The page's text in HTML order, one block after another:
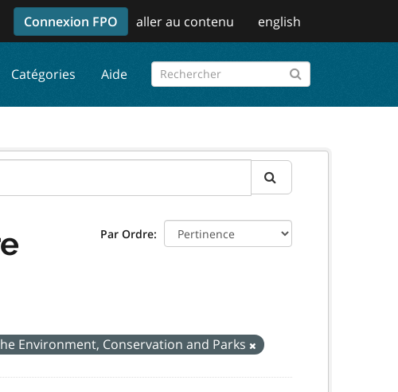
Connexion FPO aller au contenu english
Catégories Aide
Par Ordre
Environment, Conservation and Parks